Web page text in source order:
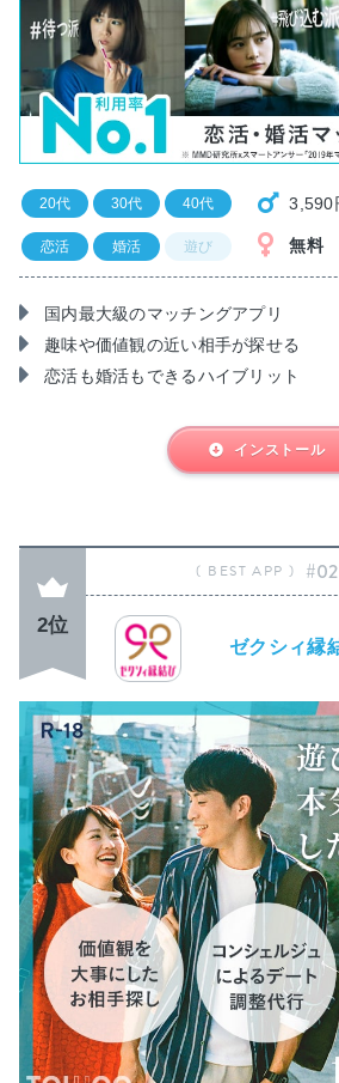
国内最大級のマッチングアプリ
趣味や価値観の近い相手が探せる
恋活も婚活もできるハイブリット
20代 30代 40代
恋活 婚活 遊び
3,590
無料
インストール
2位
#02
ゼクシィ縁